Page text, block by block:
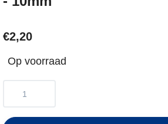
€2,20
Op voorraad